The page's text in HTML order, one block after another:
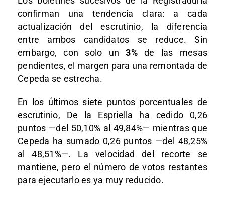
confirman una tendencia clara: a cada
actualización del escrutinio, la diferencia
entre ambos candidatos se reduce. Sin
embargo, con solo un3%de las mesas
pendientes, el margen para una remontada de
Cepeda se estrecha.
En los últimos siete puntos porcentuales de
escrutinio, De la Espriella ha cedido 0,26
puntos —del 50,10% al 49,84%— mientras que
Cepeda ha sumado 0,26 puntos —del 48,25%
al 48,51%—. La velocidad del recorte se
mantiene, pero el número de votos restantes
para ejecutarlo es ya muy reducido.